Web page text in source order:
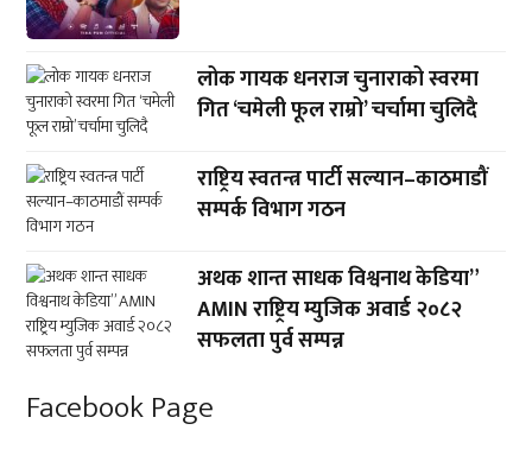
लोक गायक धनराज चुनाराको स्वरमा
गित ‘चमेली फूल राम्रो’ चर्चामा चुलिदै
राष्ट्रिय स्वतन्त्र पार्टी सल्यान–काठमाडौं
सम्पर्क विभाग गठन
अथक शान्त साधक विश्वनाथ केडिया”
AMIN राष्ट्रिय म्युजिक अवार्ड २०८२
सफलता पुर्व सम्पन्न
Facebook Page